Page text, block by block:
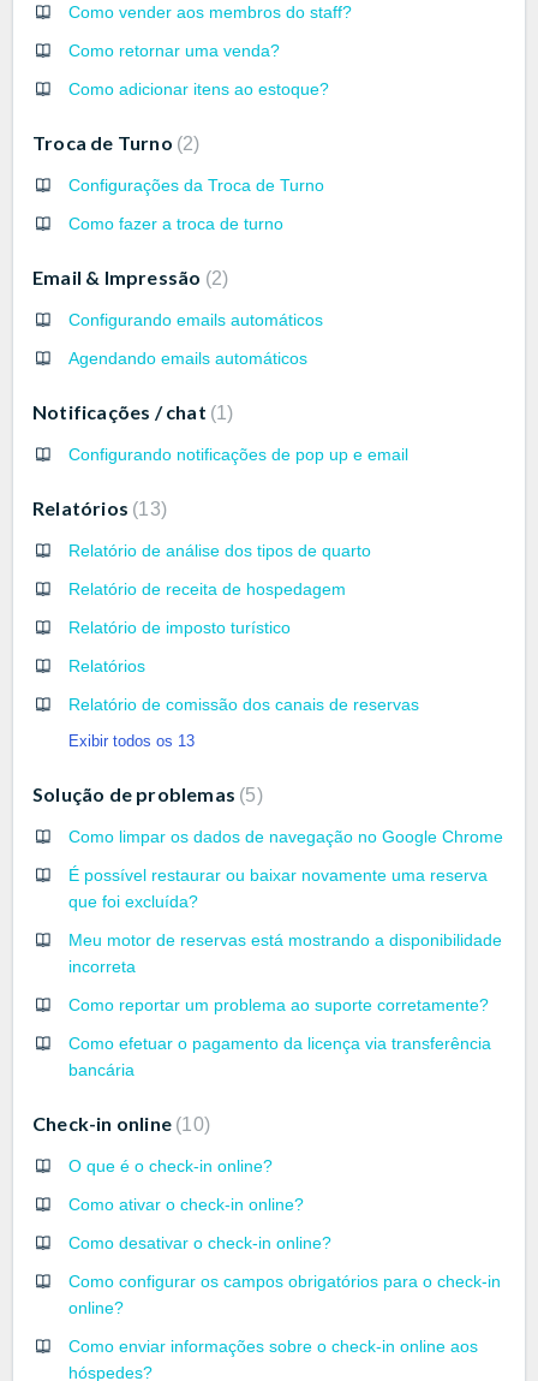
Como vender aos membros do staff?
Como retornar uma venda?
Como adicionar itens ao estoque?
Troca de Turno 2
Configurações da Troca de Turno
Como fazer a troca de turno
Email & Impressão 2
Configurando emails automáticos
Agendando emails automáticos
Notificações / chat 1
Configurando notificações de pop up e email
Relatórios 13
Relatório de análise dos tipos de quarto
Relatório de receita de hospedagem
Relatório de imposto turístico
Relatórios
Relatório de comissão dos canais de reservas
Exibir todos os 13
Solução de problemas 5
Como limpar os dados de navegação no Google Chrome
É possível restaurar ou baixar novamente uma reserva
que foi excluída?
Meu motor de reservas está mostrando a disponibilidade
incorreta
Como reportar um problema ao suporte corretamente?
Como efetuar o pagamento da licença via transferência
bancária
Check-in online 10
O que é o check-in online?
Como ativar o check-in online?
Como desativar o check-in online?
Como configurar os campos obrigatórios para o check-in
online?
Como enviar informações sobre o check-in online aos
hóspedes?